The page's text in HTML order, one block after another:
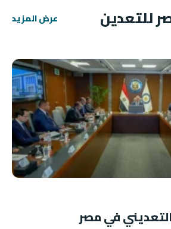
للتعدين عرض المزيد
في مصر